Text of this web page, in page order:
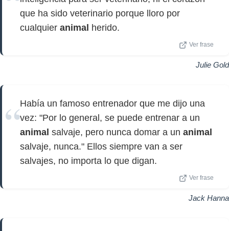
que ha sido veterinario porque lloro por
cualquier animal herido.
Ver frase
Julie Gold
Había un famoso entrenador que me dijo una
vez: "Por lo general, se puede entrenar a un
animal salvaje, pero nunca domar a un animal
salvaje, nunca." Ellos siempre van a ser
salvajes, no importa lo que digan.
Ver frase
Jack Hanna